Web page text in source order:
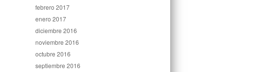
febrero 2017
enero 2017
diciembre 2016
noviembre 2016
octubre 2016
septiembre 2016